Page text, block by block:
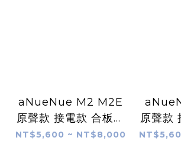
aNueNue M2 M2E
原聲款 接電款 合板桃
花心木 桃花心木 36吋
NT$5,600 ~ NT$8,000
原聲款
杉 桃